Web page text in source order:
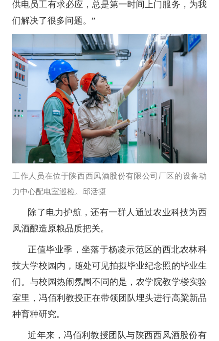
供电员工有求必应，总是第一时间上门服务，为我
们解决了很多问题。”
工作人员在位于陕西西凤酒股份有限公司厂区的设备动
力中心配电室巡检。邱活摄
除了电力护航，还有一群人通过农业科技为西
凤酒酿造原粮品质把关。
正值毕业季，坐落于杨凌示范区的西北农林科
技大学校园内，随处可见拍摄毕业纪念照的毕业生
们。与校园热闹氛围不同的是，农学院教学楼实验
室里，冯佰利教授正在带领团队埋头进行高粱新品
种育种研究。
近年来，冯佰利教授团队与陕西西凤酒股份有